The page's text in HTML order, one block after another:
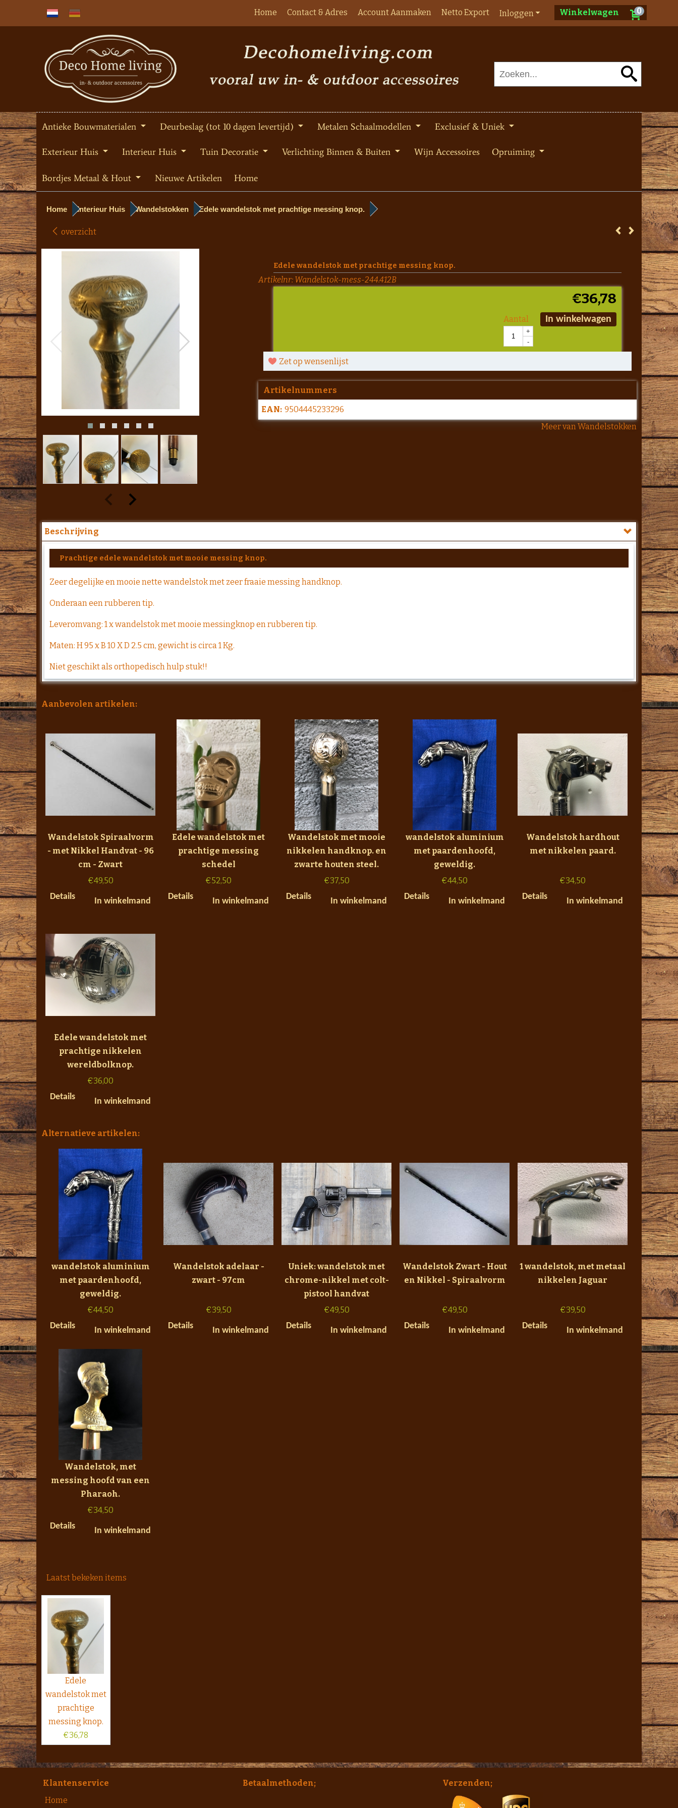
Winkelwagen 0
Inloggen
Home Contact & Adres Account Aanmaken Netto Export
Antieke Bouwmaterialen Deurbeslag (tot 10 dagen levertijd) Metalen Schaalmodellen Exclusief & Uniek
Exterieur Huis Interieur Huis Tuin Decoratie Verlichting Binnen & Buiten Wijn Accessoires Opruiming
Bordjes Metaal & Hout Nieuwe Artikelen Home
Home Interieur Huis Wandelstokken Edele wandelstok met prachtige messing knop.
overzicht
Edele wandelstok met prachtige messing knop.
Artikelnr: Wandelstok-mess-244.412B
€36,78
Aantal
+
-
In winkelwagen
Zet op wensenlijst
Artikelnummers
EAN: 9504445233296
Meer van Wandelstokken
Beschrijving
Prachtige edele wandelstok met mooie messing knop.
Zeer degelijke en mooie nette wandelstok met zeer fraaie messing handknop.
Onderaan een rubberen tip.
Leveromvang: 1 x wandelstok met mooie messingknop en rubberen tip.
Maten: H 95 x B 10 X D 2.5 cm, gewicht is circa 1 Kg.
Niet geschikt als orthopedisch hulp stuk!!
Aanbevolen artikelen:
Wandelstok Spiraalvorm
- met Nikkel Handvat - 96
cm - Zwart
€49,50
Details
In winkelmand
Edele wandelstok met
prachtige messing
schedel
€52,50
Details
In winkelmand
Wandelstok met mooie
nikkelen handknop. en
zwarte houten steel.
€37,50
Details
In winkelmand
wandelstok aluminium
met paardenhoofd,
geweldig.
€44,50
Details
In winkelmand
Wandelstok hardhout
met nikkelen paard.
€34,50
Details
In winkelmand
Edele wandelstok met
prachtige nikkelen
wereldbolknop.
€36,00
Details
In winkelmand
Alternatieve artikelen:
wandelstok aluminium
met paardenhoofd,
geweldig.
€44,50
Details
In winkelmand
Wandelstok adelaar -
zwart - 97cm
€39,50
Details
In winkelmand
Uniek: wandelstok met
chrome-nikkel met colt-
pistool handvat
€49,50
Details
In winkelmand
Wandelstok Zwart - Hout
en Nikkel - Spiraalvorm
€49,50
Details
In winkelmand
1 wandelstok, met metaal
nikkelen Jaguar
€39,50
Details
In winkelmand
Wandelstok, met
messing hoofd van een
Pharaoh.
€34,50
Details
In winkelmand
Laatst bekeken items
Edele
wandelstok met
prachtige
messing knop.
€36,78
Klantenservice
Home
Betaalmethoden; Verzenden;